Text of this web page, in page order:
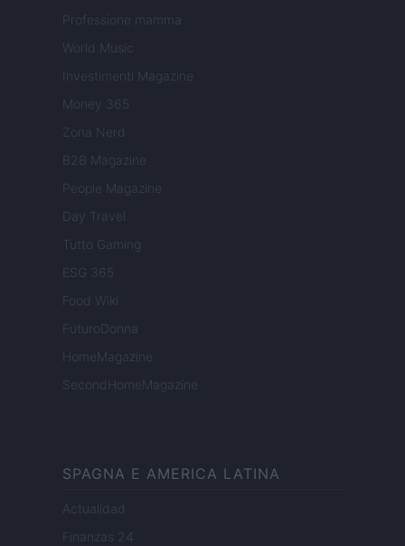
Professione mamma
World Music
Investimenti Magazine
Money 365
Zona Nerd
B2B Magazine
People Magazine
Day Travel
Tutto Gaming
ESG 365
Food Wiki
FuturoDonna
HomeMagazine
SecondHomeMagazine
SPAGNA E AMERICA LATINA
Actualidad
Finanzas 24